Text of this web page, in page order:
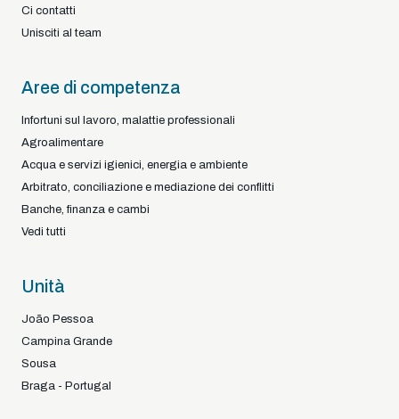
Ci contatti
Unisciti al team
Aree di competenza
Infortuni sul lavoro, malattie professionali
Agroalimentare
Acqua e servizi igienici, energia e ambiente
Arbitrato, conciliazione e mediazione dei conflitti
Banche, finanza e cambi
Vedi tutti
Unità
João Pessoa
Campina Grande
Sousa
Braga - Portugal